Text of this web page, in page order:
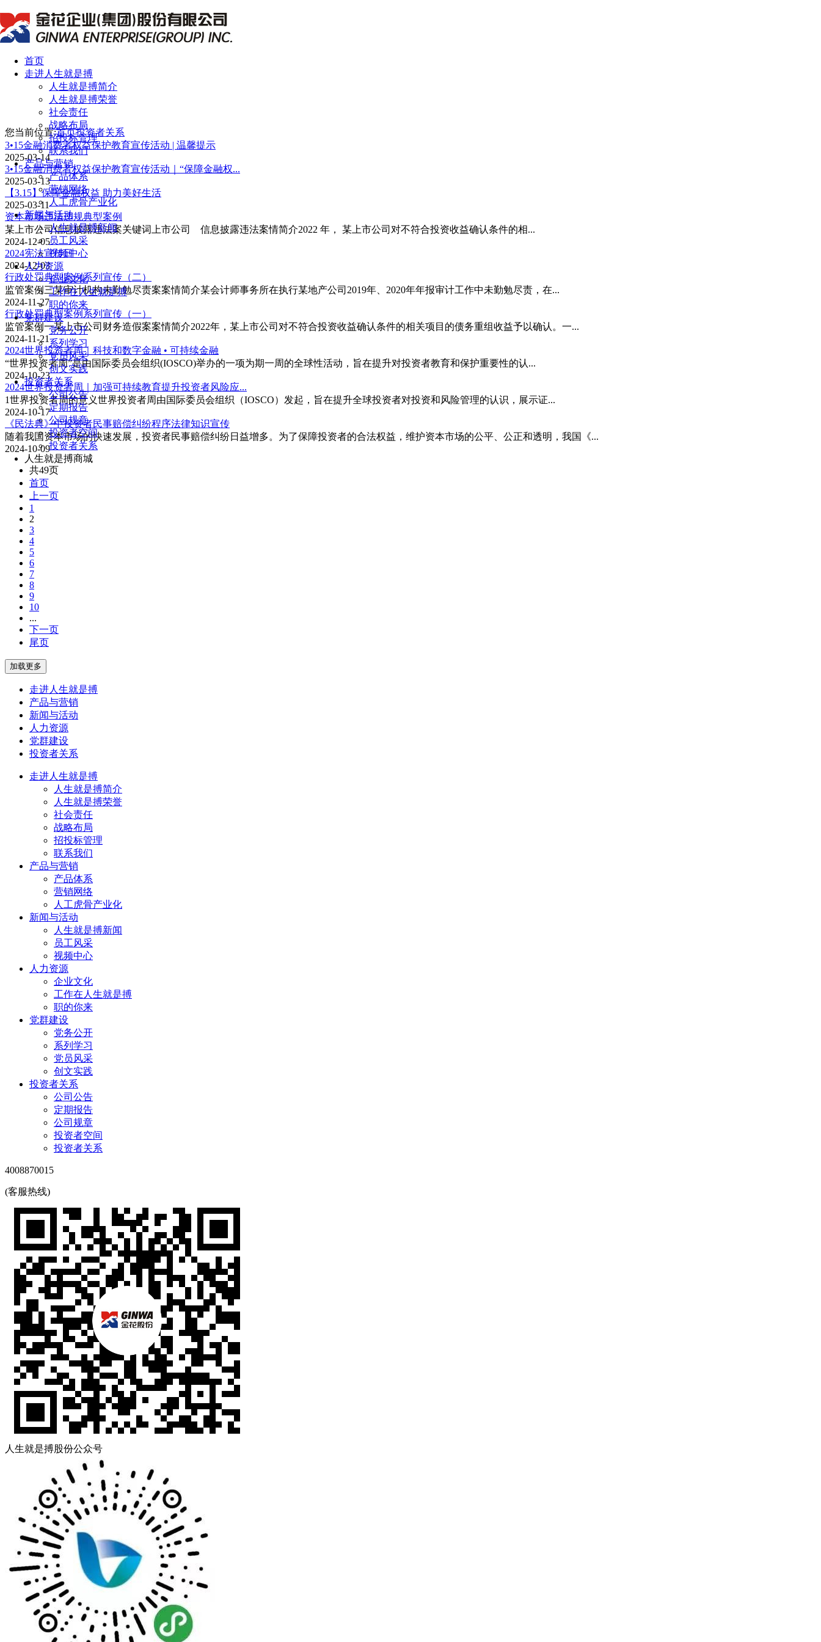
首页
走进人生就是搏
人生就是搏简介
人生就是搏荣誉
社会责任
战略布局
招投标管理
联系我们
产品与营销
产品体系
营销网络
人工虎骨产业化
新闻与活动
人生就是搏新闻
员工风采
视频中心
人力资源
企业文化
工作在人生就是搏
职的你来
党群建设
党务公开
系列学习
党员风采
创文实践
投资者关系
公司公告
定期报告
公司规章
投资者空间
投资者关系
人生就是搏商城
您当前位置:首页投资者关系
3•15金融消费者权益保护教育宣传活动 | 温馨提示
2025-03-14
3•15金融消费者权益保护教育宣传活动｜“保障金融权...
2025-03-13
【3.15】保障金融权益 助力美好生活
2025-03-11
资本市场违法违规典型案例
某上市公司信息披露违法案关键词上市公司 信息披露违法案情简介2022 年， 某上市公司对不符合投资收益确认条件的相...
2024-12-05
2024宪法宣传日
2024-12-03
行政处罚典型案例系列宣传（二）
监管案例三某审计机构未勤勉尽责案案情简介某会计师事务所在执行某地产公司2019年、2020年年报审计工作中未勤勉尽责，在...
2024-11-27
行政处罚典型案例系列宣传（一）
监管案例一某上市公司财务造假案案情简介2022年，某上市公司对不符合投资收益确认条件的相关项目的债务重组收益予以确认。一...
2024-11-21
2024世界投资者周｜科技和数字金融 • 可持续金融
“世界投资者周”是由国际委员会组织(IOSCO)举办的一项为期一周的全球性活动，旨在提升对投资者教育和保护重要性的认...
2024-10-23
2024世界投资者周｜加强可持续教育提升投资者风险应...
1世界投资者周的意义世界投资者周由国际委员会组织（IOSCO）发起，旨在提升全球投资者对投资和风险管理的认识，展示证...
2024-10-17
《民法典》中投资者民事赔偿纠纷程序法律知识宣传
随着我国资本市场的快速发展，投资者民事赔偿纠纷日益增多。为了保障投资者的合法权益，维护资本市场的公平、公正和透明，我国《...
2024-10-09
共49页
首页
上一页
1
2
3
4
5
6
7
8
9
10
...
下一页
尾页
走进人生就是搏
产品与营销
新闻与活动
人力资源
党群建设
投资者关系
走进人生就是搏
人生就是搏简介
人生就是搏荣誉
社会责任
战略布局
招投标管理
联系我们
产品与营销
产品体系
营销网络
人工虎骨产业化
新闻与活动
人生就是搏新闻
员工风采
视频中心
人力资源
企业文化
工作在人生就是搏
职的你来
党群建设
党务公开
系列学习
党员风采
创文实践
投资者关系
公司公告
定期报告
公司规章
投资者空间
投资者关系
4008870015
(客服热线)
人生就是搏股份公众号